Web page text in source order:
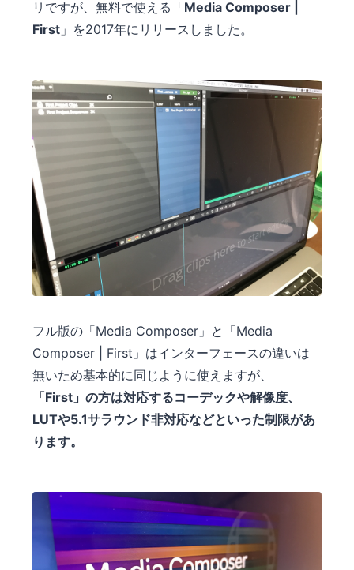
リですが、無料で使える「Media Composer |
First 」を2017年にリリースしました。
フル版の「Media Composer」と「Media
Composer | First」はインターフェースの違いは
無いため基本的に同じように使えますが、
「First」の方は対応するコーデックや解像度、
LUTや5.1サラウンド非対応などといった制限があ
ります。